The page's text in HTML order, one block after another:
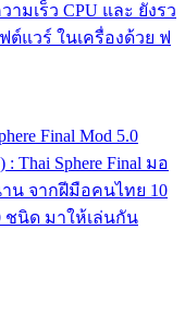
มเร็ว CPU และ ยังรว
แวร์ ในเครื่องด้วย ฟ
Final Mod 5.0
: Thai Sphere Final มอ
าน จากฝีมือคนไทย 10
ชนิด มาให้เล่นกัน